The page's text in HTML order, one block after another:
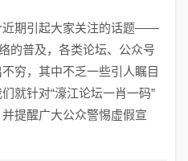
近期引起大家关注的话题——
的普及，各类论坛、公众号
穷，其中不乏一些引人瞩目
就针对“濠江论坛一肖一码”
提醒广大公众警惕虚假宣